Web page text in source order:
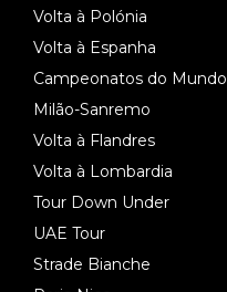
Volta à Polónia
Volta à Espanha
Campeonatos do Mundo
Milão-Sanremo
Volta à Flandres
Volta à Lombardia
Tour Down Under
UAE Tour
Strade Bianche